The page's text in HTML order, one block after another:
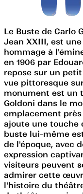
Le Buste de Carlo
Jean XXIII, est
hommage à
en 1906 par
repose sur un
vue pittoresque
monument est un
Goldoni dans le
emplacement
ajoute une touche
buste lui-même
de l'époque, avec
expression
visiteurs peuvent
admirer cette
l'histoire du